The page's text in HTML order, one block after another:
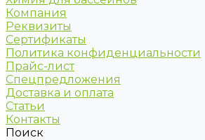
Компания
Реквизиты
Сертификаты
Политика конфиденциальности
Прайс-лист
Спецпредложения
Доставка и оплата
Статьи
Контакты
Поиск